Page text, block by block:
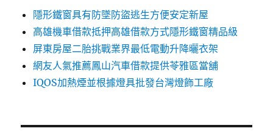
隱形鐵窗具有防墜防盜逃生方便安定新屋
高雄機車借款抵押高雄借款方式隱形鐵窗精品級
屏東房屋二胎挑戰業界最低電動升降曬衣架
網友人氣推薦鳳山汽車借款提供苓雅區當舖
IQOS加熱煙並根據燈具批發台灣燈飾工廠